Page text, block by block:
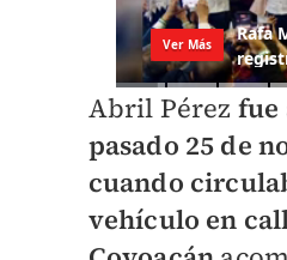
Abril Pérez fue
pasado 25 de
cuando
vehículo en